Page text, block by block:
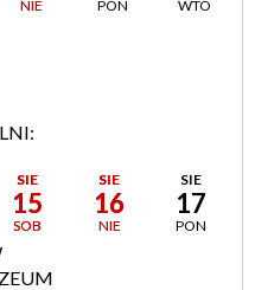
NIE PON WTO
SIE
15
SOB
SIE
16
NIE
SIE
17
PON